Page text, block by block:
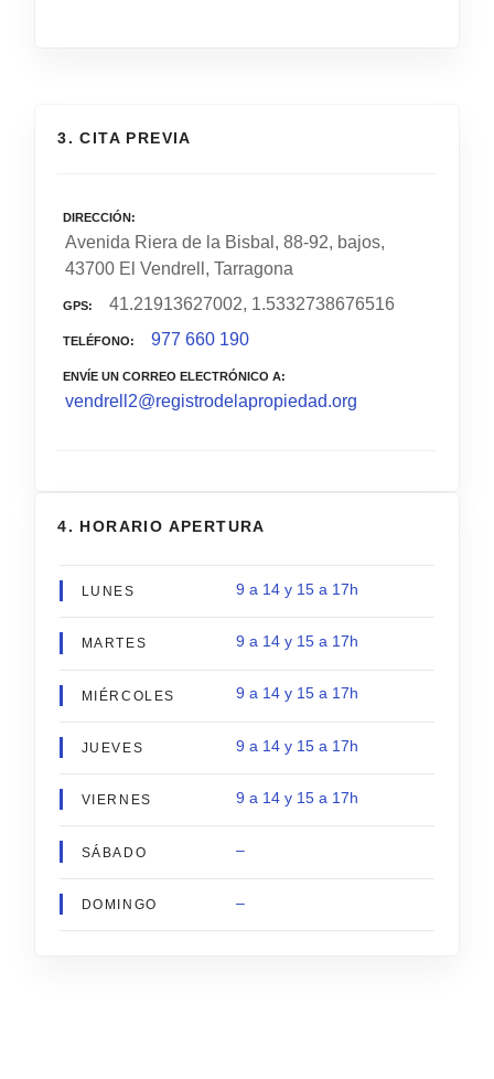
3. CITA PREVIA
DIRECCIÓN
Avenida Riera de la Bisbal, 88-92, bajos,
43700 El Vendrell, Tarragona
GPS 41.21913627002, 1.5332738676516
TELÉFONO 977 660 190
ENVÍE UN CORREO ELECTRÓNICO A
vendrell2@registrodelapropiedad.org
4. HORARIO APERTURA
LUNES 9 a 14 y 15 a 17h
MARTES 9 a 14 y 15 a 17h
MIÉRCOLES 9 a 14 y 15 a 17h
JUEVES 9 a 14 y 15 a 17h
VIERNES 9 a 14 y 15 a 17h
SÁBADO –
DOMINGO –